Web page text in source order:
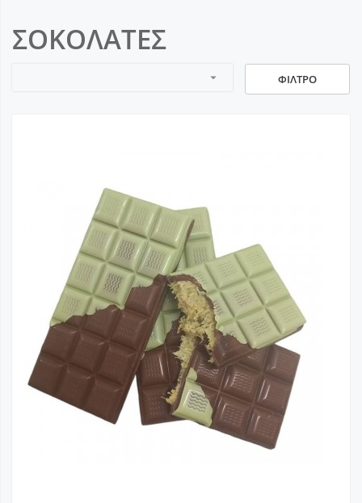
ΣΟΚΟΛΑΤΕΣ
arrow_drop_down ΦΊΛΤΡΟ